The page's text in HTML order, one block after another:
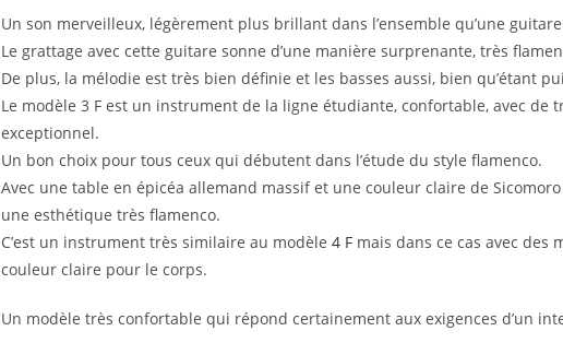
Un son merveilleux, légèrement plus brillant dans l’ensemble qu’une
Le grattage avec cette guitare sonne d’une manière surprenante, très
De plus, la mélodie est très bien définie et les basses aussi, bien qu’étant
Le modèle 3 F est un instrument de la ligne étudiante, confortable, avec
exceptionnel.
Un bon choix pour tous ceux qui débutent dans l’étude du style flamenco.
Avec une table en épicéa allemand massif et une couleur claire de
une esthétique très flamenco.
C’est un instrument très similaire au modèle4 F mais dans ce cas avec des
couleur claire pour le corps.
Un modèle très confortable qui répond certainement aux exigences d’un